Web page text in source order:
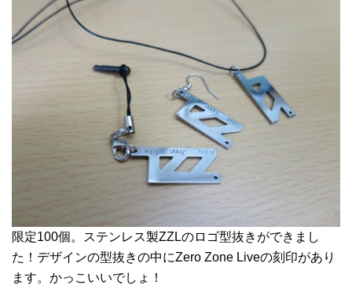
限定100個。ステンレス製ZZLのロゴ型抜きができまし
た！デザインの型抜きの中にZero Zone Liveの刻印があり
ます。かっこいいでしょ！